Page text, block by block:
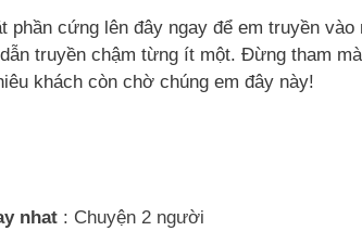
phần cứng lên đây ngay để em truyền
truyền chậm từng ít một. Đừng tham
khách còn chờ chúng em đây này!
nhat : Chuyện 2 người